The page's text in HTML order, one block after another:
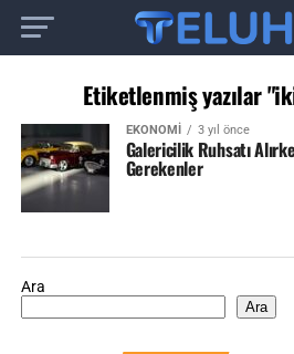
Etiketlenmiş yazılar
EKONOMI 3 yıl önce
Galericilik Ruhsatı
Gerekenler
Ara
Ara